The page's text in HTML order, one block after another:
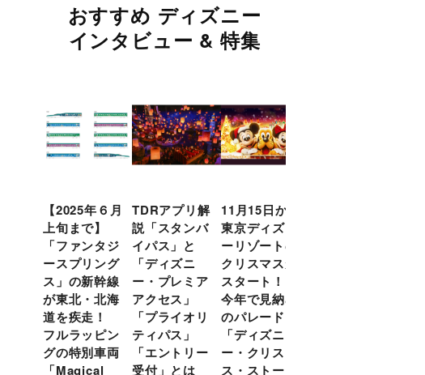
おすすめ ディズニー
インタビュー & 特集
【2025年６月
上旬まで】
「ファンタジ
ースプリング
ス」の新幹線
が東北・北海
道を疾走！
フルラッピン
グの特別車両
「Magical
TDRアプリ解
説「スタンバ
イパス」と
「ディズニ
ー・プレミア
アクセス」
「プライオリ
ティパス」
「エントリー
受付」とは
11月15日から
東京ディズニ
ーリゾートの
クリスマスが
スタート！
今年で見納め
のパレード
「ディズニ
ー・クリスマ
ス・ストーリ